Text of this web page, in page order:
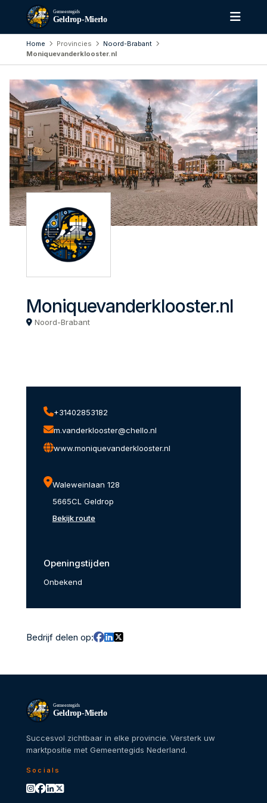
Gemeentegids
Geldrop-Mierlo
Home Provincies
Noord-Brabant
Moniquevanderklooster.nl
Moniquevanderklooster.nl
Noord-Brabant
+31402853182
m.vanderklooster@chello.nl
www.moniquevanderklooster.nl
Waleweinlaan 128
5665CL Geldrop
Bekijk route
Openingstijden
Onbekend
Bedrijf delen op:
Gemeentegids
Geldrop-Mierlo
Succesvol zichtbaar in elke provincie. Versterk uw
marktpositie met Gemeentegids Nederland.
Socials